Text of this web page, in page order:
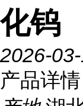
化钨
2026-
产品详情